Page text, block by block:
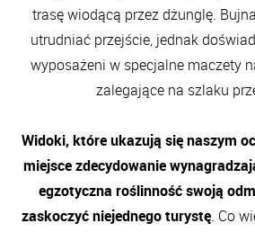
trasę wiodącą przez dżunglę.
utrudniać przejście, jednak
wyposażeni w specjalne maczety
zalegające na szlaku
Widoki, które ukazują się naszym
miejsce zdecydowanie
egzotyczna roślinność swoją
zaskoczyć niejednego turystę. Co